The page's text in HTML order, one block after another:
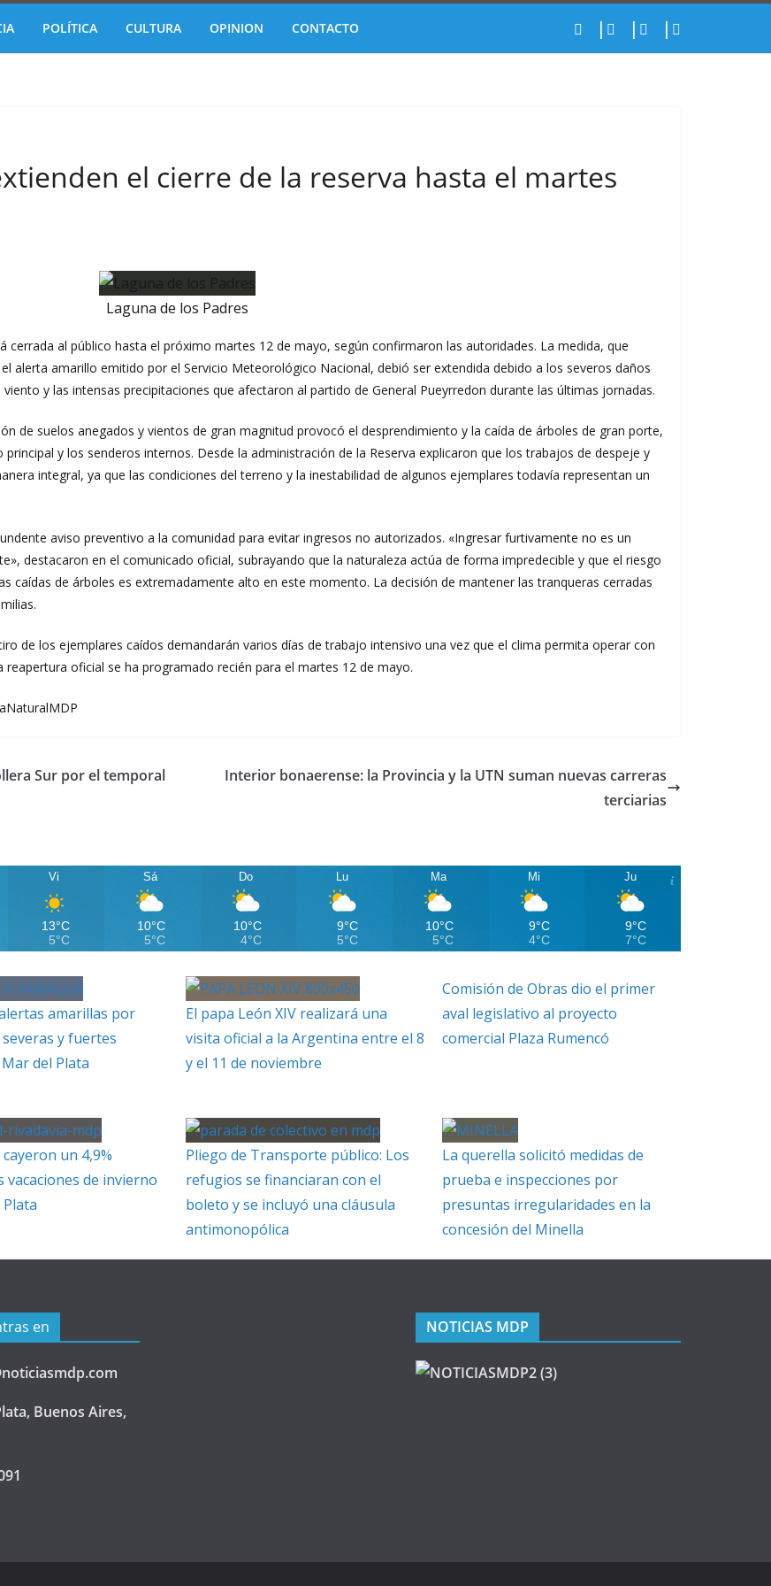
POLÍTICA CULTURA OPINION CONTACTO
el cierre de la reserva hasta el martes
Laguna de los Padres
cerrada al público hasta el próximo martes 12 de mayo, según confirmaron las autoridades. La medida, que
alerta amarillo emitido por el Servicio Meteorológico Nacional, debió ser extendida debido a los severos daños
y las intensas precipitaciones que afectaron al partido de General Pueyrredon durante las últimas jornadas.
de suelos anegados y vientos de gran magnitud provocó el desprendimiento y la caída de árboles de gran porte,
y los senderos internos. Desde la administración de la Reserva explicaron que los trabajos de despeje y
integral, ya que las condiciones del terreno y la inestabilidad de algunos ejemplares todavía representan un
aviso preventivo a la comunidad para evitar ingresos no autorizados. «Ingresar furtivamente no es un
destacaron en el comunicado oficial, subrayando que la naturaleza actúa de forma impredecible y que el riesgo
caídas de árboles es extremadamente alto en este momento. La decisión de mantener las tranqueras cerradas
de los ejemplares caídos demandarán varios días de trabajo intensivo una vez que el clima permita operar con
oficial se ha programado recién para el martes 12 de mayo.
Sur por el temporal
Interior bonaerense: la Provincia y la UTN suman nuevas carreras
terciarias
Vi
13°C
5°C
Sá
10°C
5°C
Do
10°C
4°C
Lu
9°C
5°C
Ma
10°C
5°C
Mi
9°C
4°C
Ju
9°C
7°C
amarillas por
y fuertes
del Plata
El papa León XIV realizará una
visita oficial a la Argentina entre el 8
y el 11 de noviembre
Comisión de Obras dio el primer
aval legislativo al proyecto
comercial Plaza Rumencó
un 4,9%
vacaciones de invierno
Pliego de Transporte público: Los
refugios se financiaran con el
boleto y se incluyó una cláusula
antimonopólica
La querella solicitó medidas de
prueba e inspecciones por
presuntas irregularidades en la
concesión del Minella
en
Buenos Aires,
NOTICIAS MDP